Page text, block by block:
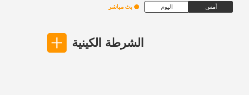
أمس اليوم بث مباشر
الشرطة الكينية